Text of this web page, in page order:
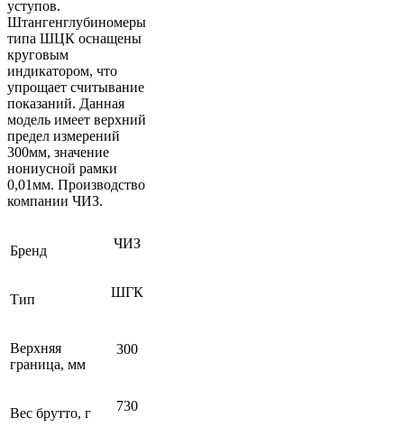
уступов.
Штангенглубиномеры
типа ШЦК оснащены
круговым
индикатором, что
упрощает считывание
показаний. Данная
модель имеет верхний
предел измерений
300мм, значение
нониусной рамки
0,01мм. Производство
компании ЧИЗ.
Бренд ЧИЗ
Тип ШГК
Верхняя
граница, мм
300
Вес брутто, г 730